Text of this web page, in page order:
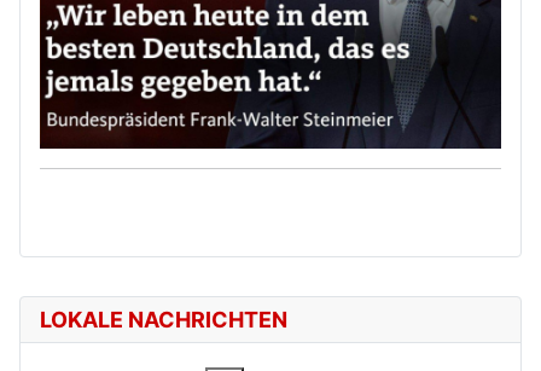
LOKALE NACHRICHTEN